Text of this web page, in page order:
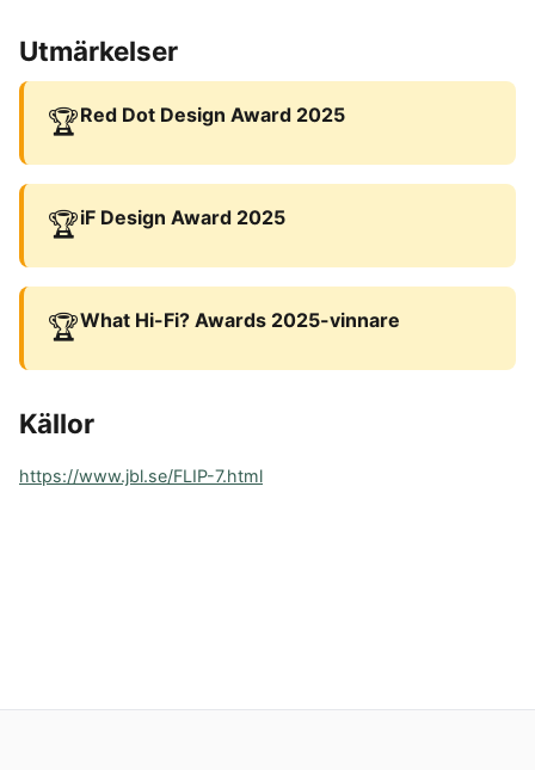
Utmärkelser
🏆Red Dot Design Award 2025
🏆iF Design Award 2025
🏆What Hi-Fi? Awards 2025-vinnare
Källor
https://www.jbl.se/FLIP-7.html